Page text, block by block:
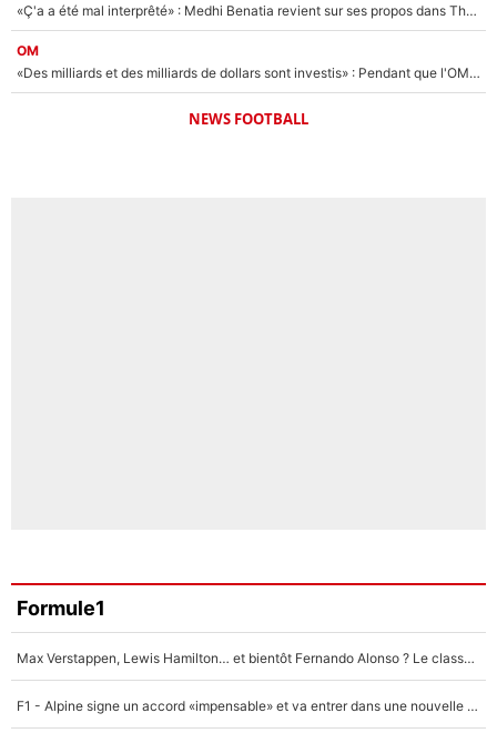
«Ç'a a été mal interprêté» : Medhi Benatia revient sur ses propos dans The Bridge et précise ses conditions pour rejoindre le PSG !
OM
«Des milliards et des milliards de dollars sont investis» : Pendant que l'OM est en pleine crise financière, Frank McCourt lance un nouveau projet à 260M€ !
NEWS FOOTBALL
Formule1
Max Verstappen, Lewis Hamilton… et bientôt Fernando Alonso ? Le classement des pilotes les mieux payés en Formule 1 risque de changer !
F1 - Alpine signe un accord «impensable» et va entrer dans une nouvelle dimension : Grande nouvelle pour Pierre Gasly !